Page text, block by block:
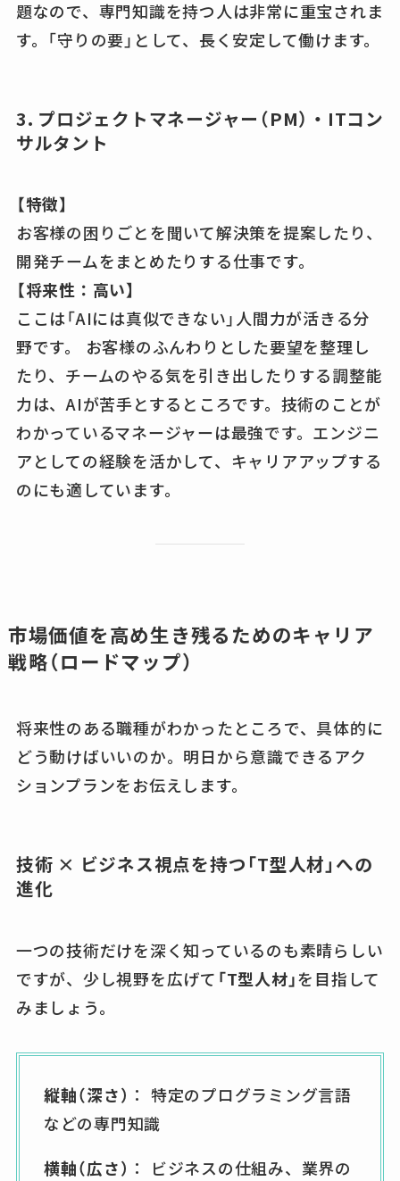
題なので、専門知識を持つ人は非常に重宝されま
す。「守りの要」として、長く安定して働けます。
3. プロジェクトマネージャー（PM）・ITコン
サルタント
【特徴】
お客様の困りごとを聞いて解決策を提案したり、
開発チームをまとめたりする仕事です。
【将来性：高い】
ここは「AIには真似できない」人間力が活きる分
野です。 お客様のふんわりとした要望を整理し
たり、チームのやる気を引き出したりする調整能
力は、AIが苦手とするところです。技術のことが
わかっているマネージャーは最強です。エンジニ
アとしての経験を活かして、キャリアアップする
のにも適しています。
市場価値を高め生き残るためのキャリア
戦略（ロードマップ）
将来性のある職種がわかったところで、具体的に
どう動けばいいのか。明日から意識できるアク
ションプランをお伝えします。
技術 × ビジネス視点を持つ「T型人材」への
進化
一つの技術だけを深く知っているのも素晴らしい
ですが、少し視野を広げて 「T型人材」を目指して
みましょう。
縦軸（深さ） ： 特定のプログラミング言語
などの専門知識
横軸（広さ） ： ビジネスの仕組み、業界の